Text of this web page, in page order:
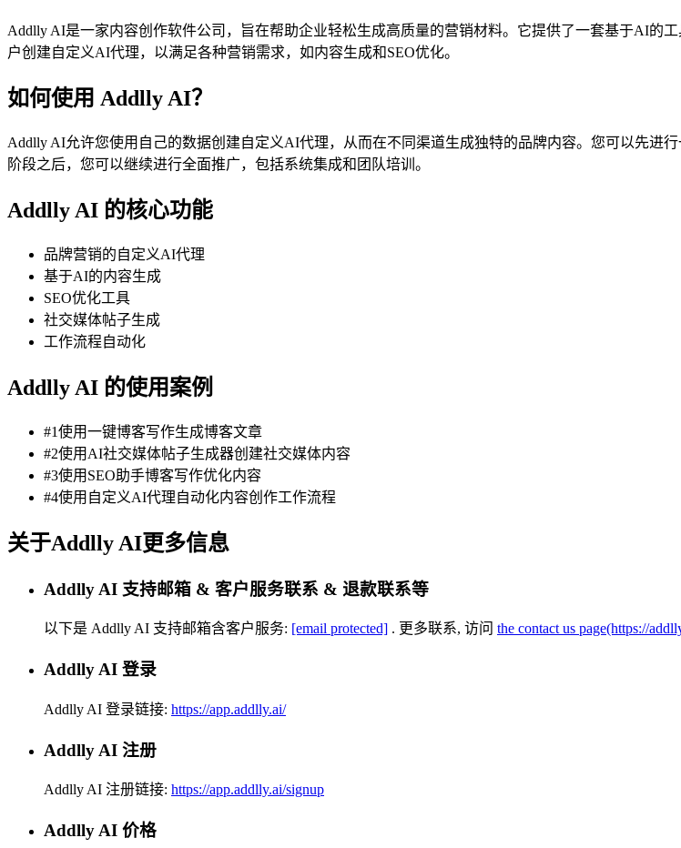
Addlly AI是一家内容创作软件公司，旨在帮助企业轻松生成高质量的营销材料。它提供了一套基于AI的
户创建自定义AI代理，以满足各种营销需求，如内容生成和SEO优化。
如何使用 Addlly AI？
Addlly AI允许您使用自己的数据创建自定义AI代理，从而在不同渠道生成独特的品牌内容。您可以先进
阶段之后，您可以继续进行全面推广，包括系统集成和团队培训。
Addlly AI 的核心功能
品牌营销的自定义AI代理
基于AI的内容生成
SEO优化工具
社交媒体帖子生成
工作流程自动化
Addlly AI 的使用案例
#1使用一键博客写作生成博客文章
#2使用AI社交媒体帖子生成器创建社交媒体内容
#3使用SEO助手博客写作优化内容
#4使用自定义AI代理自动化内容创作工作流程
关于Addlly AI更多信息
Addlly AI 支持邮箱 & 客户服务联系 & 退款联系等
以下是 Addlly AI 支持邮箱含客户服务: [email protected] . 更多联系, 访问 the contact us page(https://
Addlly AI 登录
Addlly AI 登录链接: https://app.addlly.ai/
Addlly AI 注册
Addlly AI 注册链接: https://app.addlly.ai/signup
Addlly AI 价格